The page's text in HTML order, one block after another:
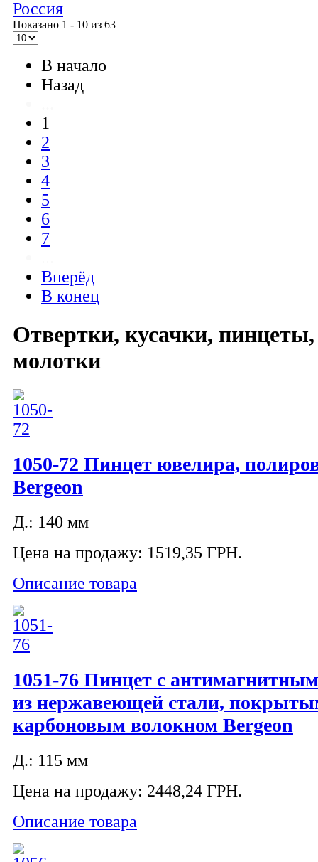
Россия
Показано 1 - 10 из 63
В начало
Назад
1
2
3
4
5
6
7
Вперёд
В конец
Отвертки, кусачки, пинцеты,
молотки
1050-72 Пинцет ювелира,
Bergeon
Д.: 140 мм
Цена на продажу: 1519,35 ГРН.
Описание товара
1051-76 Пинцет с
из нержавеющей стали,
карбоновым волокном Bergeon
Д.: 115 мм
Цена на продажу: 2448,24 ГРН.
Описание товара